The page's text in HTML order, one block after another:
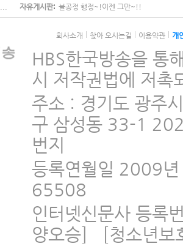
자유게시판 불공정 행정~!이젠 그만~!!
회사소개 찾아 오시는길 이용약관 개
HBS한국방송을 통
시 저작권법에 저촉
주소 : 경기도 광주
구 삼성동 33-1
번지
등록연월일 2009
65508
인터넷신문사 등
양오승] [청소년보